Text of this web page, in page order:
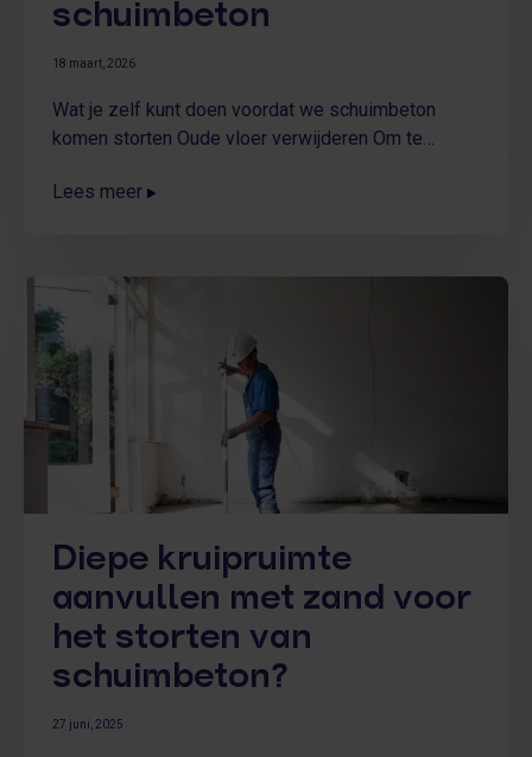
schuimbeton
18 maart, 2026
Wat je zelf kunt doen voordat we schuimbeton
komen storten Oude vloer verwijderen Om te
verwijderd worden. Gebruik hiervoor de juiste
Lees meer
Diepe kruipruimte
aanvullen met zand voor
het storten van
schuimbeton?
27 juni, 2025